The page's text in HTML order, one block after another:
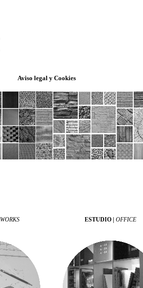
Aviso legal y Cookies
WORKS ESTUDIO | OFFICE